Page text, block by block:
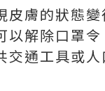
皮膚的狀態變
解除口罩令
交通工具或